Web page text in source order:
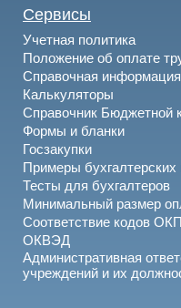
Сервисы
Учетная политика
Положение об оплате
Справочная информация
Калькуляторы
Справочник Бюджетной
Формы и бланки
Госзакупки
Примеры бухгалтерских
Тесты для бухгалтеров
Минимальный размер
Соответствие кодов
ОКВЭД
Административная
учреждений и их